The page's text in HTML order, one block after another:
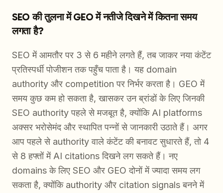
SEO की तुलना में GEO में नतीजे दिखने में कितना समय
लगता है?
SEO में आमतौर पर 3 से 6 महीने लगते हैं, तब जाकर नया कंटेंट
प्रतिस्पर्धी पोजीशन तक पहुँच पाता है। यह domain
authority और competition पर निर्भर करता है। GEO में
समय कुछ कम हो सकता है, खासकर उन ब्रांडों के लिए जिनकी
SEO authority पहले से मजबूत है, क्योंकि AI platforms
अक्सर भरोसेमंद और स्थापित पन्नों से जानकारी उठाते हैं। अगर
आप पहले से authority वाले कंटेंट की बनावट सुधारते हैं, तो 4
से 8 हफ्तों में AI citations दिखने लग सकते हैं। नए
domains के लिए SEO और GEO दोनों में ज्यादा समय लग
सकता है, क्योंकि authority और citation signals बनने में